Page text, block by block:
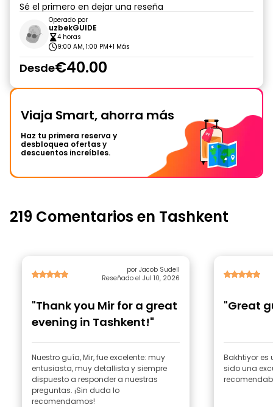
Sé el primero en dejar una reseña
Operado por
uzbekGUIDE
4 horas
9:00 AM, 1:00 PM+1 Más
Desde€40.00
Viaja Smart, ahorra más
Haz tu primera reserva y
desbloquea ofertas y
descuentos increíbles.
219 Comentarios en Tashkent
por Jacob Sudell
Reseñado el Jul 10, 2026
"Thank you Mir for a great
evening in Tashkent!"
Nuestro guía, Mir, fue excelente: muy
entusiasta, muy detallista y siempre
dispuesto a responder a nuestras
preguntas. ¡Sin duda lo
recomendamos!
"Great
Bakhtiyor es
sido una